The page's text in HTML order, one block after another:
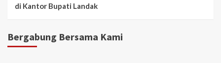
di Kantor Bupati Landak
Bergabung Bersama Kami